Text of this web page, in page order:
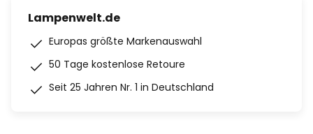
Lampenwelt.de
Europas größte Markenauswahl
50 Tage kostenlose Retoure
Seit 25 Jahren Nr. 1 in Deutschland